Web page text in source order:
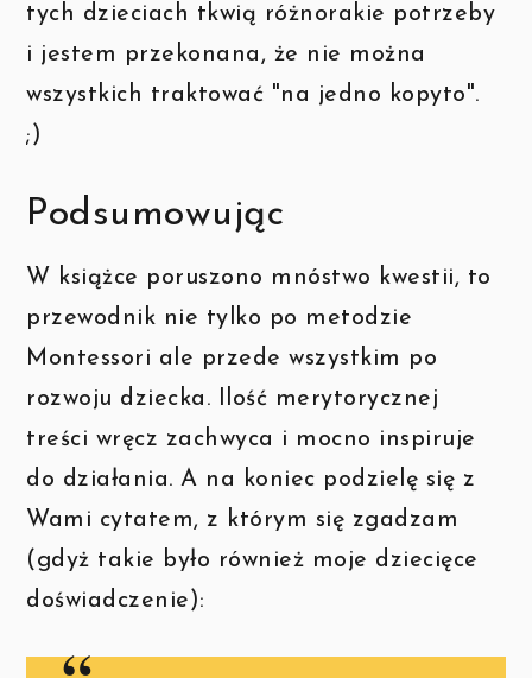
tych dzieciach tkwią różnorakie potrzeby
i jestem przekonana, że nie można
wszystkich traktować "na jedno kopyto".
;)
Podsumowując
W książce poruszono mnóstwo kwestii, to
przewodnik nie tylko po metodzie
Montessori ale przede wszystkim po
rozwoju dziecka. Ilość merytorycznej
treści wręcz zachwyca i mocno inspiruje
do działania. A na koniec podzielę się z
Wami cytatem, z którym się zgadzam
(gdyż takie było również moje dziecięce
doświadczenie):